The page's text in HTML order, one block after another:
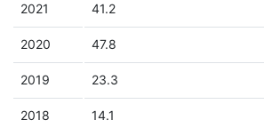
2021 41.2
2020 47.8
2019 23.3
2018 14.1